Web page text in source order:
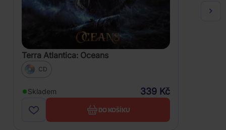
Terra Atlantica: Oceans
CD
Skladem 339 Kč
DO KOŠÍKU